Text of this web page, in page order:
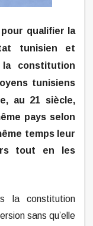
qualifier la
tunisien et
constitution
tunisiens
au 21 siècle,
pays selon
temps leur
tout en les
la constitution
sans qu’elle